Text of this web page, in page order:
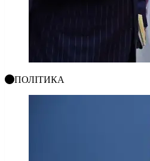
ПОЛІТИКА